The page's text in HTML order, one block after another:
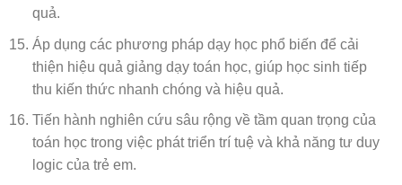
quả.
Áp dụng các phương pháp dạy học phổ biến để cải
thiện hiệu quả giảng dạy toán học, giúp học sinh tiếp
thu kiến thức nhanh chóng và hiệu quả.
Tiến hành nghiên cứu sâu rộng về tầm quan trọng của
toán học trong việc phát triển trí tuệ và khả năng tư duy
logic của trẻ em.